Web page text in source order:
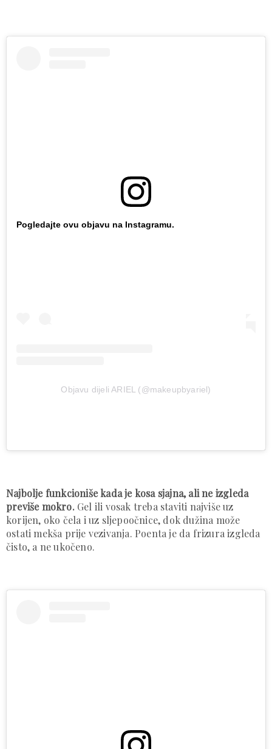
Pogledajte ovu objavu na Instagramu.
Objavu dijeli ARIEL (@makeupbyariel)
Najbolje funkcioniše kada je kosa sjajna, ali ne izgleda
previše mokro. Gel ili vosak treba staviti najviše uz
korijen, oko čela i uz sljepoočnice, dok dužina može
ostati mekša prije vezivanja. Poenta je da frizura izgleda
čisto, a ne ukočeno.